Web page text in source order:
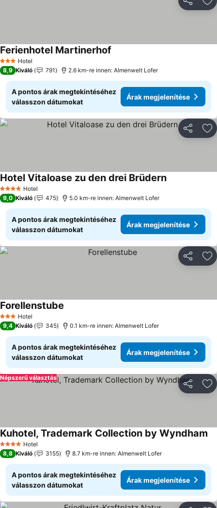
3 Kategória
Hotel
Ferienhotel Martinerhof
8,9 Kiváló 791 2.6 km-re innen: Almenwelt Lofer
A pontos árak megtekintéséhez
válasszon dátumokat
Árak megjelenítése
4 KategóriaHotel
Hotel Vitaloase zu den drei Brüdern
9,0 Kiváló 475 5.0 km-re innen: Almenwelt Lofer
A pontos árak megtekintéséhez
válasszon dátumokat
Árak megjelenítése
3 Kategória
Hotel
Forellenstube
9,4 Kiváló 345 0.1 km-re innen: Almenwelt Lofer
A pontos árak megtekintéséhez
válasszon dátumokat
Árak megjelenítése
Népszerű választás
4 KategóriaHotel
Kuhotel, Trademark Collection by Wyndham
8,8 Kiváló 3155 8.7 km-re innen: Almenwelt Lofer
A pontos árak megtekintéséhez
válasszon dátumokat
Árak megjelenítése